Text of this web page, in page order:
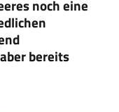
noch eine
bereits